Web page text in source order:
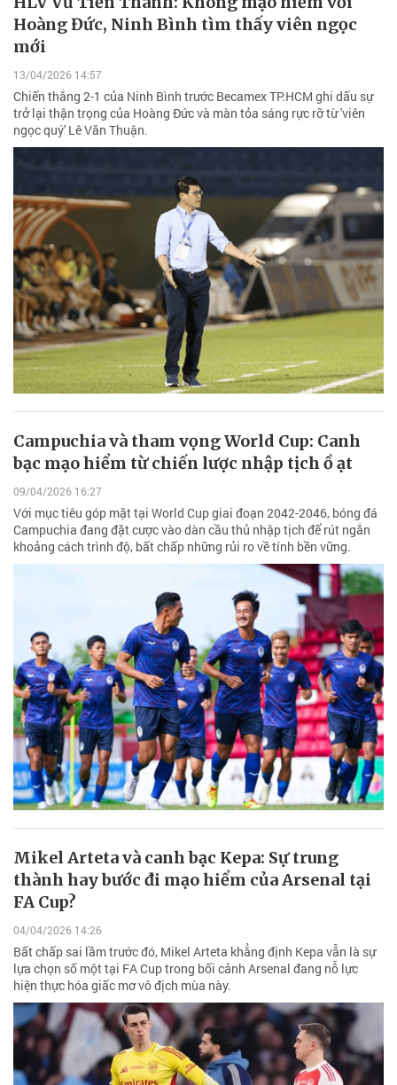
Hoàng Đức, Ninh Bình tìm thấy viên ngọc
mới
13/04/2026 14:57
Chiến thắng 2-1 của Ninh Bình trước Becamex TP.HCM ghi dấu sự
trở lại thận trọng của Hoàng Đức và màn tỏa sáng rực rỡ từ 'viên
ngọc quý' Lê Văn Thuận.
Campuchia và tham vọng World Cup: Canh
bạc mạo hiểm từ chiến lược nhập tịch ồ ạt
09/04/2026 16:27
Với mục tiêu góp mặt tại World Cup giai đoạn 2042-2046, bóng đá
Campuchia đang đặt cược vào dàn cầu thủ nhập tịch để rút ngắn
khoảng cách trình độ, bất chấp những rủi ro về tính bền vững.
Mikel Arteta và canh bạc Kepa: Sự trung
thành hay bước đi mạo hiểm của Arsenal tại
FA Cup?
04/04/2026 14:26
Bất chấp sai lầm trước đó, Mikel Arteta khẳng định Kepa vẫn là sự
lựa chọn số một tại FA Cup trong bối cảnh Arsenal đang nỗ lực
hiện thực hóa giấc mơ vô địch mùa này.